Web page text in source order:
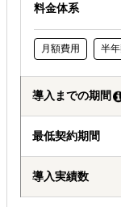
料金体系
月額費用 半
導入までの期間
最低契約期間
導入実績数